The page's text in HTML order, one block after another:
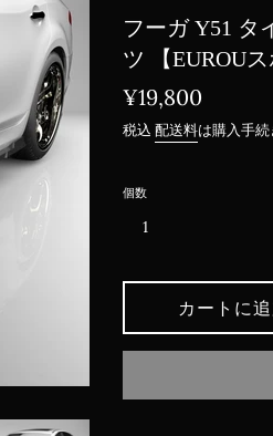
フーガ Y51 タ
ツ 【EUROU
通
価
¥19,800
税込 配送料は購入手続
個数
カートに